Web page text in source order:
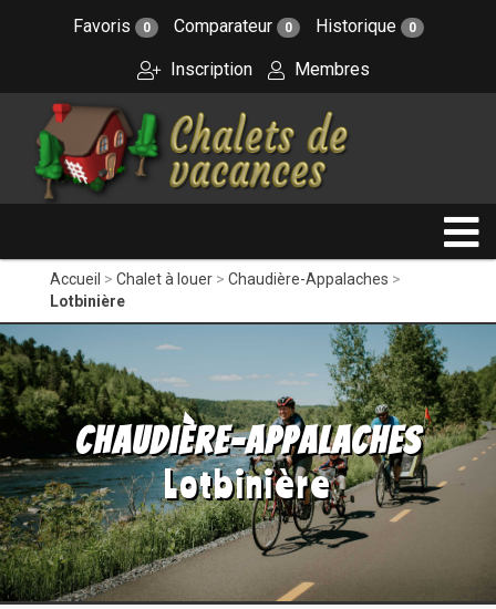
Favoris 0 Comparateur 0 Historique 0
Inscription Membres
Accueil Chalet à louer
Chaudière-Appalaches
Lotbinière
Chaudière-Appalaches
Lotbinière